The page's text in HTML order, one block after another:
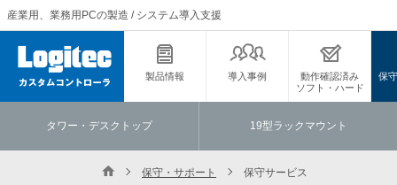
産業用、業務用PCの製造 / システム導入支援
製品情報 導入事例
動作確認済み
ソフト・ハード
保
タワー・デスクトップ 19型ラックマウント
保守・サポート 保守サービス